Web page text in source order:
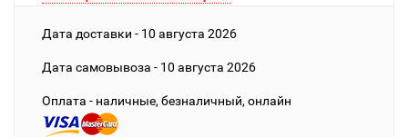
Дата доставки - 10 августа 2026
Дата cамовывоза - 10 августа 2026
Оплата - наличные, безналичный, онлайн